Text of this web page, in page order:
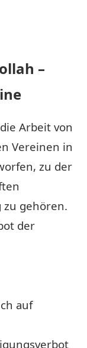
–
Arbeit von
Vereinen in
zu der
zu gehören.
der
auf